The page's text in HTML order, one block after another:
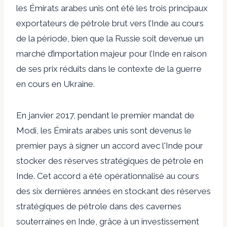
les Émirats arabes unis ont été les trois principaux
exportateurs de pétrole brut vers l’Inde au cours
de la période, bien que la Russie soit devenue un
marché d’importation majeur pour l’Inde en raison
de ses prix réduits dans le contexte de la guerre
en cours en Ukraine.
En janvier 2017, pendant le premier mandat de
Modi, les Émirats arabes unis sont devenus le
premier pays à signer un accord avec l'Inde pour
stocker des réserves stratégiques de pétrole en
Inde. Cet accord a été opérationnalisé au cours
des six dernières années en stockant des réserves
stratégiques de pétrole dans des cavernes
souterraines en Inde, grâce à un investissement